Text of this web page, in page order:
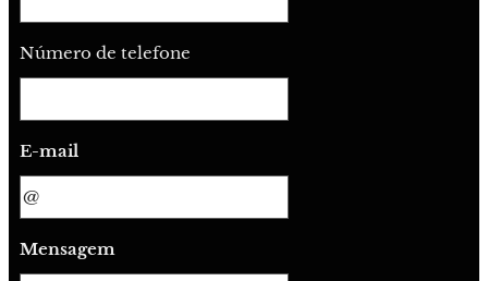
Número de telefone
E-mail
Mensagem